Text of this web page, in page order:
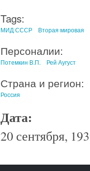
Tags:
МИД СССР Вторая мировая
Персоналии:
Потемкин В.П. Рей Аугуст
Страна и регион:
Россия
Дата:
20 сентября,